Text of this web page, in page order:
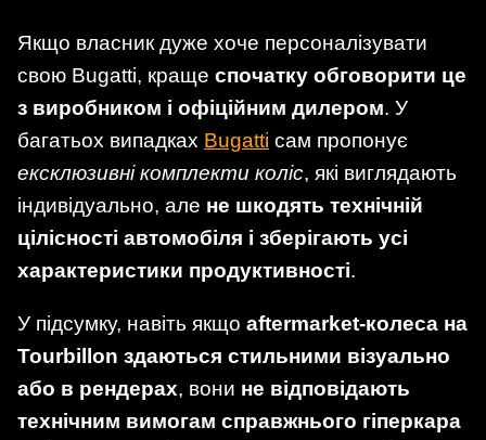
Якщо власник дуже хоче персоналізувати
свою Bugatti, краще спочатку обговорити це
з виробником і офіційним дилером. У
багатьох випадках Bugatti сам пропонує
ексклюзивні комплекти коліс, які виглядають
індивідуально, але не шкодять технічній
цілісності автомобіля і зберігають усі
характеристики продуктивності.
У підсумку, навіть якщо aftermarket-колеса на
Tourbillon здаються стильними візуально
або в рендерах, вони не відповідають
технічним вимогам справжнього гіперкара